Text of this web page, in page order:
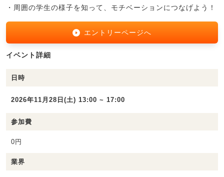
・周囲の学生の様子を知って、モチベーションにつなげよう！
エントリーページへ
イベント詳細
日時
2026年11月28日(土) 13:00 ~ 17:00
参加費
0円
業界